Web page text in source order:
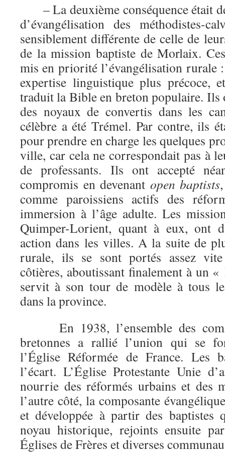
– La deuxième conséquence était
d’évangélisation des méthodistes-
sensiblement différente de celle de
de la mission baptiste de Morlaix.
mis en priorité l’évangélisation rurale
expertise linguistique plus précoce,
traduit la Bible en breton populaire. Ils
des noyaux de convertis dans les
célèbre a été Trémel. Par contre, ils
pour prendre en charge les quelques
ville, car cela ne correspondait pas à
de professants. Ils ont accepté
compromis en devenant open baptists
comme paroissiens actifs des
immersion à l’âge adulte. Les
Quimper-Lorient, quant à eux, ont
action dans les villes. A la suite de
rurale, ils se sont portés assez
côtières, aboutissant finalement à un
servit à son tour de modèle à tous
dans la province.
En 1938, l’ensemble des
bretonnes a rallié l’union qui se
l’Église Réformée de France. Les
l’écart. L’Église Protestante Unie
nourrie des réformés urbains et des
l’autre côté, la composante
et développée à partir des baptistes
noyau historique, rejoints ensuite
Églises de Frères et diverses